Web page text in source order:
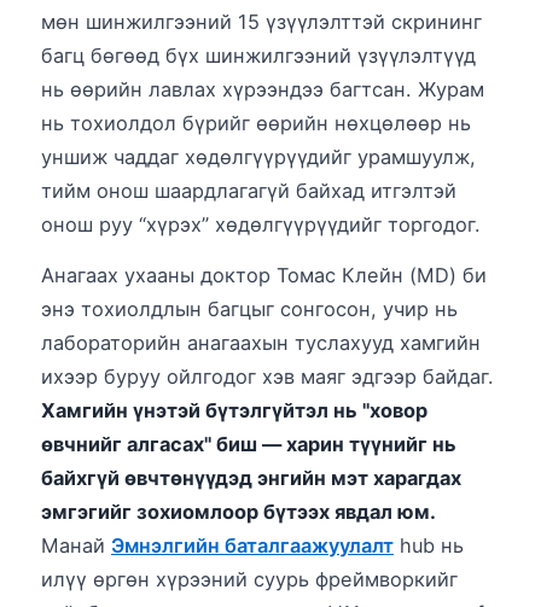
мөн шинжилгээний 15 үзүүлэлттэй скрининг
багц бөгөөд бүх шинжилгээний үзүүлэлтүүд
нь өөрийн лавлах хүрээндээ багтсан. Журам
нь тохиолдол бүрийг өөрийн нөхцөлөөр нь
уншиж чаддаг хөдөлгүүрүүдийг урамшуулж,
тийм онош шаардлагагүй байхад итгэлтэй
онош руу “хүрэх” хөдөлгүүрүүдийг торгодог.
Анагаах ухааны доктор Томас Клейн (MD) би
энэ тохиолдлын багцыг сонгосон, учир нь
лабораторийн анагаахын туслахууд хамгийн
ихээр буруу ойлгодог хэв маяг эдгээр байдаг.
Хамгийн үнэтэй бүтэлгүйтэл нь "ховор
өвчнийг алгасах" биш — харин түүнийг нь
байхгүй өвчтөнүүдэд энгийн мэт харагдах
эмгэгийг зохиомлоор бүтээх явдал юм.
Манай Эмнэлгийн баталгаажуулалт hub нь
илүү өргөн хүрээний суурь фреймворкийг